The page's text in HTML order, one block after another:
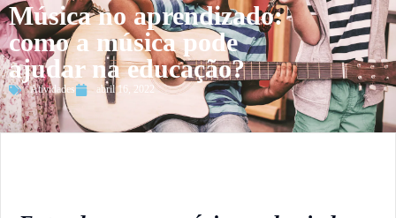
Música no aprendizado:
como a música pode
ajudar na educação?
Atividades abril 16, 2022